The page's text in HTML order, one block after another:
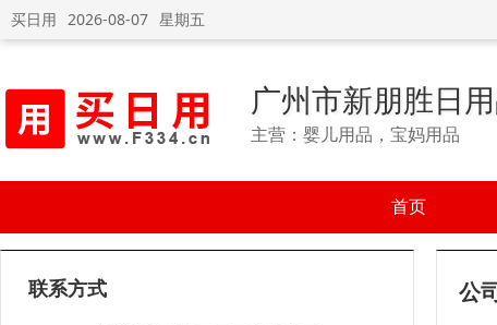
买日用 2026-08-07 星期五
广州市新朋胜日
主营：婴儿用品，宝妈用品
首页
联系方式 公